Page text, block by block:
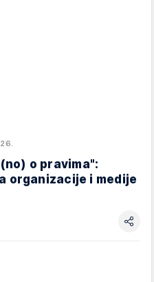
o pravima":
organizacije i medije